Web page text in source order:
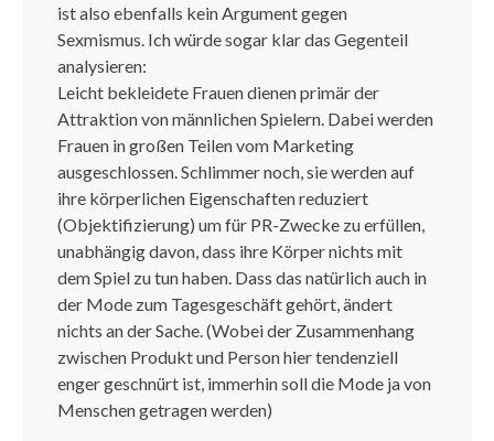
ist also ebenfalls kein Argument gegen
Sexmismus. Ich würde sogar klar das Gegenteil
analysieren:
Leicht bekleidete Frauen dienen primär der
Attraktion von männlichen Spielern. Dabei werden
Frauen in großen Teilen vom Marketing
ausgeschlossen. Schlimmer noch, sie werden auf
ihre körperlichen Eigenschaften reduziert
(Objektifizierung) um für PR-Zwecke zu erfüllen,
unabhängig davon, dass ihre Körper nichts mit
dem Spiel zu tun haben. Dass das natürlich auch in
der Mode zum Tagesgeschäft gehört, ändert
nichts an der Sache. (Wobei der Zusammenhang
zwischen Produkt und Person hier tendenziell
enger geschnürt ist, immerhin soll die Mode ja von
Menschen getragen werden)